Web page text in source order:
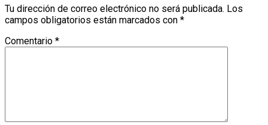
Tu dirección de correo electrónico no será publicada. Los
campos obligatorios están marcados con *
Comentario *